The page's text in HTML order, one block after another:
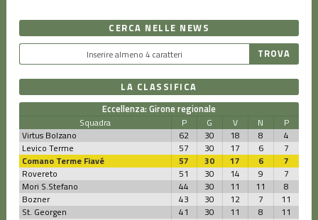
CERCA NELLE NEWS
LA CLASSIFICA
Eccellenza: Girone regionale
Squadra P G V N
P
Virtus Bolzano
62 30 18 8
4
Levico Terme
57 30 17 6
7
Comano Terme Fiavé
57 30 17 6
7
Rovereto
51 30 14 9
7
Mori S.Stefano
44 30 11 11
8
Bozner
43 30 12 7
11
St. Georgen
41 30 11 8
11